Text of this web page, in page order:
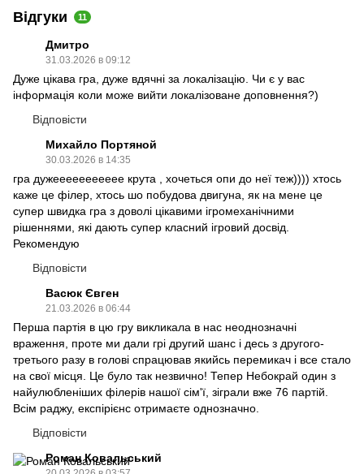
Відгуки 11
Дмитро
31.03.2026 в 09:12
Дуже цікава гра, дуже вдячні за локалізацію. Чи є у вас
інформація коли може вийти локалізоване доповнення?)
Відповісти
Михайло Портяной
30.03.2026 в 14:35
гра дужеееееееееее крута , хочеться опи до неї теж)))) хтось
каже це філер, хтось шо побудова двигуна, як на мене це
супер швидка гра з доволі цікавими ігромеханічними
рішеннями, які дають супер класний ігровий досвід.
Рекомендую
Відповісти
Васюк Євген
21.03.2026 в 06:44
Перша партія в цю гру викликала в нас неоднозначні
враження, проте ми дали грі другий шанс і десь з другого-
третього разу в голові спрацював якийсь перемикач і все стало
на свої місця. Це було так незвично! Тепер Небокрай один з
найулюбленіших філерів нашої сім'ї, зіграли вже 76 партій.
Всім раджу, експірієнс отримаєте однозначно.
Відповісти
Роман Ковальський